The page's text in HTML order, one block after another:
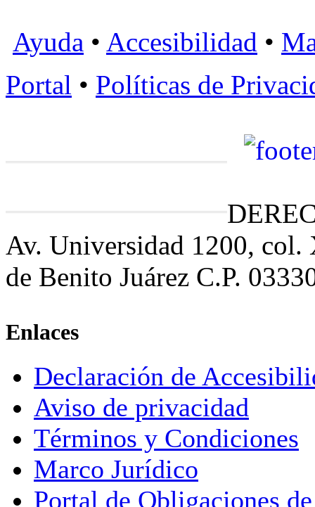
Ayuda • Accesibilidad •
Portal • Políticas de
Av. Universidad 1200,
de Benito Juárez C.P.
Enlaces
Declaración de
Aviso de privacidad
Términos y Condiciones
Marco Jurídico
Portal de Obligaciones